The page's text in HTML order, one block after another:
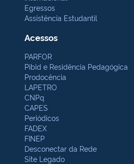
Egressos
Assistência Estudantil
Acessos
PARFOR
Pibid e Residência Pedagógica
Prodocência
LAPETRO
CNPq
CAPES
Periódicos
FADEX
FINEP
Desconectar da Rede
Site Legado